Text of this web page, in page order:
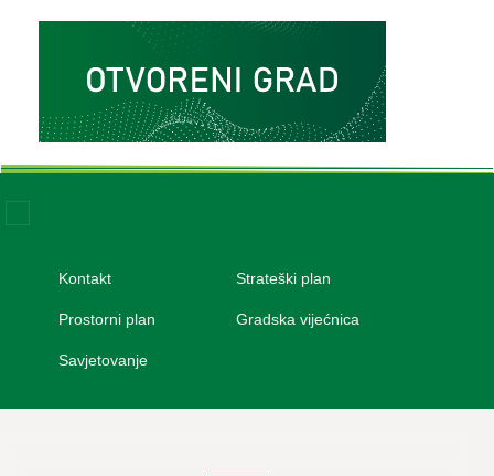
VAŽNIJI LINKOVI
Kontakt Strateški plan
Prostorni plan Gradska vijećnica
Savjetovanje